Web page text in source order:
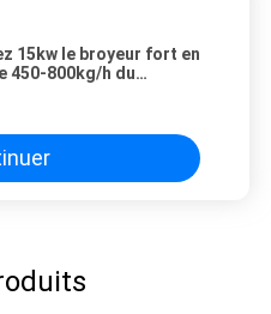
15kw le broyeur fort en
450-800kg/h du